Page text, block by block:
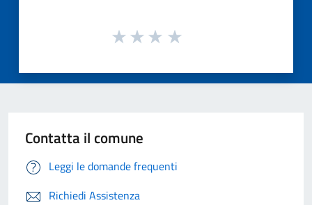
Contatta il comune
Leggi le domande frequenti
Richiedi Assistenza